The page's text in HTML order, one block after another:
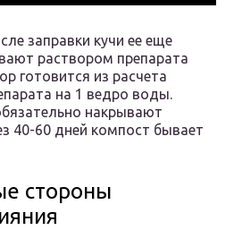
заправки кучи ее еще
раствором препарата
готовится из расчета
на 1 ведро воды.
накрывают
40-60 дней компост бывает
стороны